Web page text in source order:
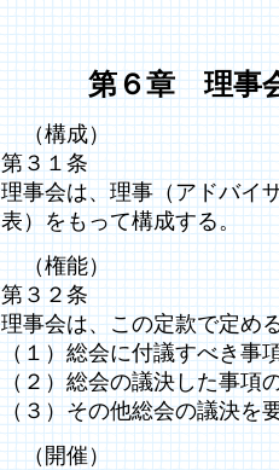
第６章 理事
（構成）
第３１条
理事会は、理事（アドバイ
表）をもって構成する。
（権能）
第３２条
理事会は、この定款で定め
（１）総会に付議すべき事
（２）総会の議決した事項
（３）その他総会の議決を
（開催）